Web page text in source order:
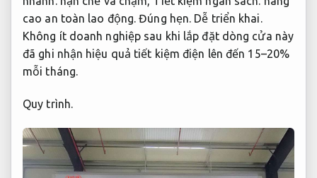
cao an toàn lao động.Đúng hẹn. Dễ triển khai.
Không ít doanh nghiệp sau khi lắp đặt dòng cửa này
đã ghi nhận hiệu quả tiết kiệm điện lên đến 15–20%
mỗi tháng.
Quy trình.